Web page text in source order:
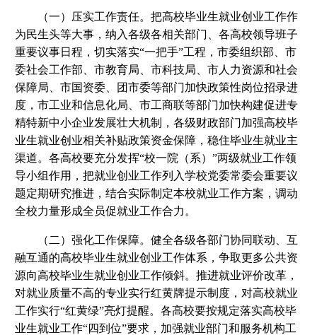
（一）压实工作责任。把高校毕业生就业创业工作作
为民生头等大事，纳入各级各相关部门、各高校领导班子
重要议事日程，切实落实“一把手”工程，市委组织部、市
委社会工作部、市教育局、市科技局、市人力资源和社会
保障局、市国资委、团市委等部门加快政策性岗位招录进
度，市工业和信息化局、市工商联等部门加快构建促进专
精特新中小企业发展壮大机制，各级财政部门加强高校毕
业生就业创业相关补贴政策资金保障，稳住毕业生就业主
渠道。各高校要充分发挥“校一院（系）”两级就业工作领
导小组作用，把就业创业工作列入学校党委常委会重要议
题定期研究推进，结合实际制定本校就业工作方案，调动
全校力量形成全员促就业工作合力。
（二）强化工作保障。健全各级各部门协同联动、互
融互通的高校毕业生就业创业工作体系，争取更多公共资
源向高校毕业生就业创业工作倾斜。推进就业评价改革，
对就业质量不高的专业实行红黄牌提示制度，对高校就业
工作实行“红黄绿”亮灯提醒。各高校要按规定落实高校毕
业生就业工作“四到位”要求，加强就业部门和服务机构工